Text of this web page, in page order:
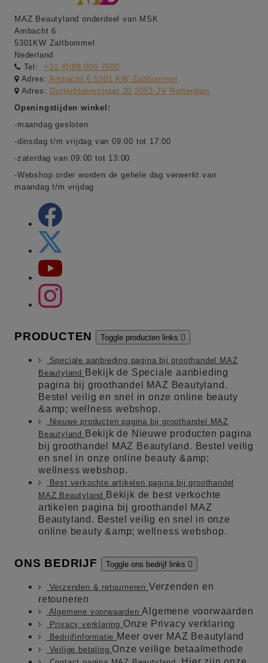
MAZ Beautyland onderdeel van MSK
Ambacht 6
5301KW Zaltbommel
Nederland
Tel:
+31 (0)88 006 7600
Adres:Ambacht 6 5301 KW Zaltbommel
Adres: Dotterbloemstraat 20 3053 JV Rotterdam
Openingstijden winkel:
-maandag gesloten
-dinsdag t/m vrijdag van 09:00 tot 17:00
-zaterdag van 09:00 tot 13:00
-Webshop order worden de gehele dag verwerkt van
maandag t/m vrijdag
PRODUCTEN Toggle producten links 
Speciale aanbieding pagina bij groothandel MAZ
Beautyland
Bekijk de Speciale aanbieding
pagina bij groothandel MAZ Beautyland.
Bestel veilig en snel in onze online beauty
&amp; wellness webshop.
Nieuwe producten pagina bij groothandel MAZ
Beautyland
Bekijk de Nieuwe producten pagina
bij groothandel MAZ Beautyland. Bestel veilig
en snel in onze online beauty &amp;
wellness webshop.
Best verkochte artikelen pagina bij groothandel
MAZ Beautyland
Bekijk de best verkochte
artikelen pagina bij groothandel MAZ
Beautyland. Bestel veilig en snel in onze
online beauty &amp; wellness webshop.
ONS BEDRIJF Toggle ons bedrijf links 
Verzenden & retourneren Verzenden en
retouneren
Algemene voorwaardenAlgemene voorwaarden
Privacy verklaring Onze Privacy verklaring
Bedrijfinformatie Meer over MAZ Beautyland
Veilige betaling Onze veilige betaalmethode